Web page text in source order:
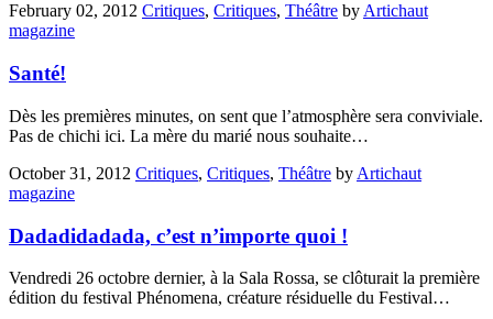
February 02, 2012 Critiques, Critiques, Théâtre byArtichaut
magazine
Santé!
Dès les premières minutes, on sent que l’atmosphère sera conviviale.
Pas de chichi ici. La mère du marié nous souhaite…
October 31, 2012 Critiques, Critiques, Théâtre by Artichaut
magazine
Dadadidadada, c’est n’importe quoi !
Vendredi 26 octobre dernier, à la Sala Rossa, se clôturait la première
édition du festival Phénomena, créature résiduelle du Festival…